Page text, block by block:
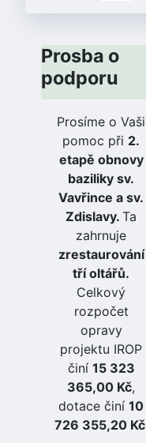
Prosba o
podporu
Prosíme o Vaši
pomoc při 2.
etapě obnovy
baziliky sv.
Vavřince a sv.
Zdislavy. Ta
zahrnuje
zrestaurování
tří oltářů.
Celkový
rozpočet
opravy
projektu IROP
činí 15 323
365,00 Kč,
dotace činí 10
726 355,20 Kč